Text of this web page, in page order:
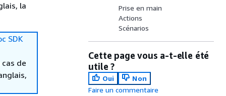
la
SDK
de
Prise en main
Actions
Scénarios
Cette page vous a-t-elle été
utile ?
Oui
Non
Faire un commentaire